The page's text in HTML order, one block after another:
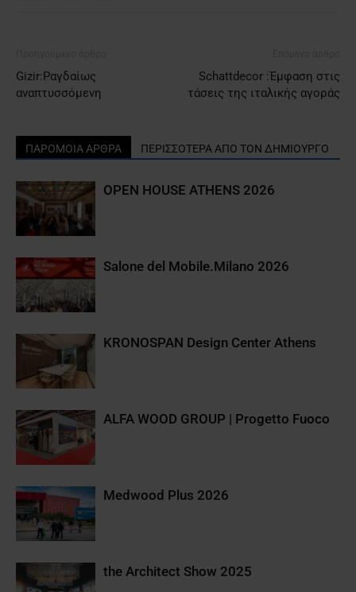
Gizir:Ραγδαίως
αναπτυσσόμενη
Schattdecor :Έμφαση στις
τάσεις της ιταλικής αγοράς
ΠΑΡΟΜΟΙΑ ΑΡΘΡΑ ΠΕΡΙΣΣΟΤΕΡΑ ΑΠΟ ΤΟΝ ΔΗΜΙΟΥΡΓΟ
OPEN HOUSE ATHENS 2026
Salone del Mobile.Milano 2026
KRONOSPAN Design Center Athens
ALFA WOOD GROUP | Progetto Fuoco
Medwood Plus 2026
the Architect Show 2025